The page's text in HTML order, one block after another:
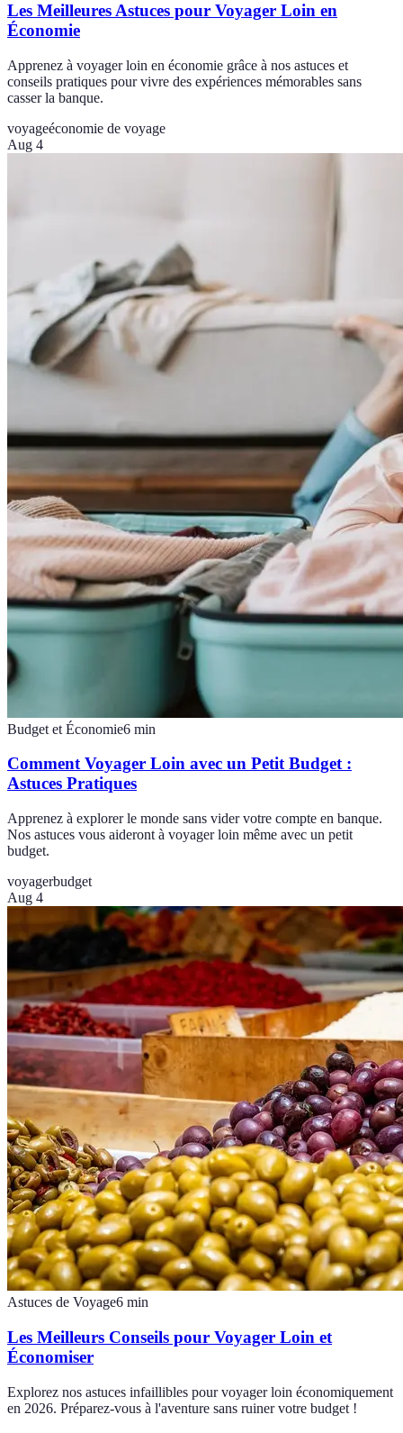
Les Meilleures Astuces pour Voyager Loin en
Économie
Apprenez à voyager loin en économie grâce à nos astuces et
conseils pratiques pour vivre des expériences mémorables sans
casser la banque.
voyageéconomie de voyage
Aug 4
Budget et Économie6 min
Comment Voyager Loin avec un Petit Budget :
Astuces Pratiques
Apprenez à explorer le monde sans vider votre compte en banque.
Nos astuces vous aideront à voyager loin même avec un petit
budget.
voyagerbudget
Aug 4
Astuces de Voyage6 min
Les Meilleurs Conseils pour Voyager Loin et
Économiser
Explorez nos astuces infaillibles pour voyager loin économiquement
en 2026. Préparez-vous à l'aventure sans ruiner votre budget !